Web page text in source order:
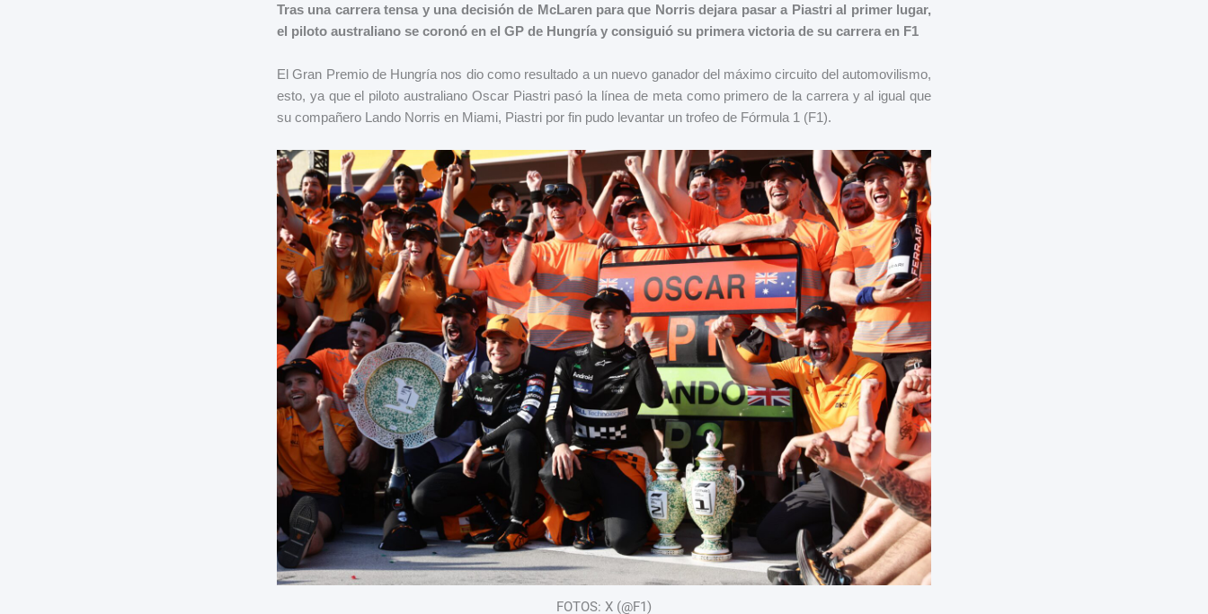
Tras una carrera tensa y una decisión de McLaren para que Norris dejara pasar a Piastri al primer lugar,
el piloto australiano se coronó en el GP de Hungría y consiguió su primera victoria de su carrera en F1
El Gran Premio de Hungría nos dio como resultado a un nuevo ganador del máximo circuito del automovilismo,
esto, ya que el piloto australiano Oscar Piastri pasó la línea de meta como primero de la carrera y al igual que
su compañero Lando Norris en Miami, Piastri por fin pudo levantar un trofeo de Fórmula 1 (F1).
FOTOS: X (@F1)